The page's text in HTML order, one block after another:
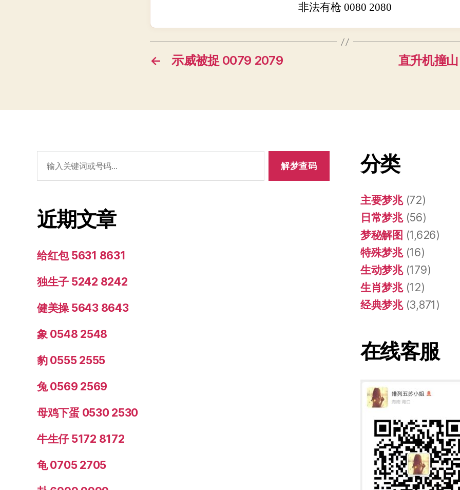
非法有枪 0080 2080
← 示威被捉 0079 2079 直升机撞
索：
近期文章
给红包 5631 8631
独生子 5242 8242
健美操 5643 8643
象 0548 2548
豹 0555 2555
兔 0569 2569
母鸡下蛋 0530 2530
牛生仔 5172 8172
龟 0705 2705
分类
主要梦兆(72)
日常梦兆(56)
梦秘解图 (1,626)
特殊梦兆(16)
生动梦兆(179)
生肖梦兆(12)
经典梦兆(3,871)
在线客服